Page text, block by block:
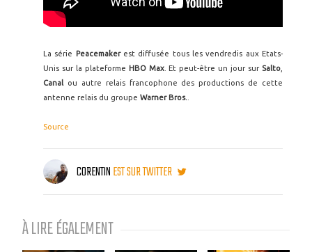
La série Peacemakerest diffusée tous les vendredis aux Etats-
Unis sur la plateforme HBO Max. Et peut-être un jour sur Salto
Canal ou autre relais francophone des productions de cette
antenne relais du groupe Warner Bros.
Source
CORENTINEST SUR TWITTER
À LIRE ÉGALEMENT